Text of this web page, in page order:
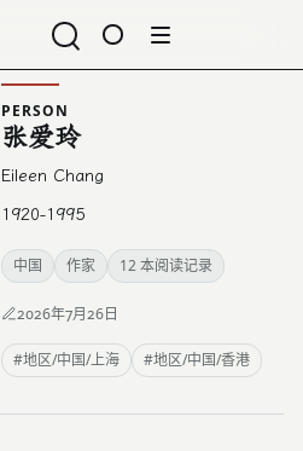
PERSON
张爱玲
Eileen Chang
1920-1995
中国 作家 12 本阅读记录
2026年7月26日
#地区/中国/上海 #地区/中国/香港